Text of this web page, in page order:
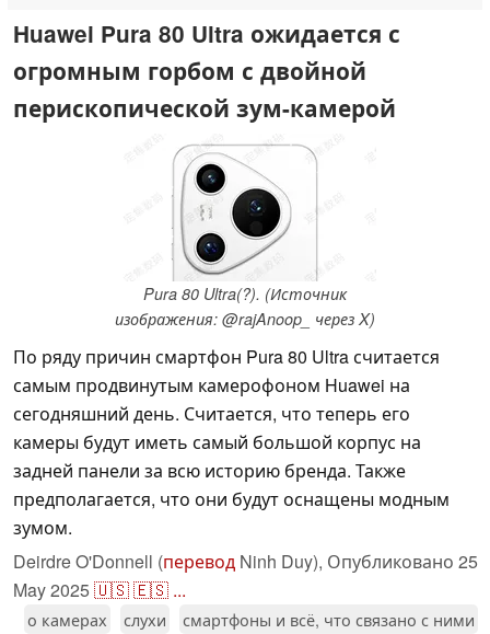
Huawei Pura 80 Ultra ожидается с
огромным горбом с двойной
перископической зум-камерой
Pura 80 Ultra(?). (Источник
изображения: @rajAnoop_ через X)
По ряду причин смартфон Pura 80 Ultra считается
самым продвинутым камерофоном Huawei на
сегодняшний день. Считается, что теперь его
камеры будут иметь самый большой корпус на
задней панели за всю историю бренда. Также
предполагается, что они будут оснащены модным
зумом.
Deirdre O'Donnell (перевод Ninh Duy), Опубликовано 25
May 2025🇺🇸🇪🇸 ...
о камерах слухи смартфоны и всё, что связано с ними